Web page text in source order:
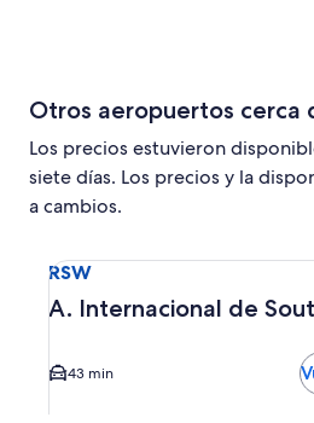
Otros aeropuertos cerca
Los precios estuvieron
siete días. Los precios y la
a cambios.
RSW
A. Internacional de
43 min